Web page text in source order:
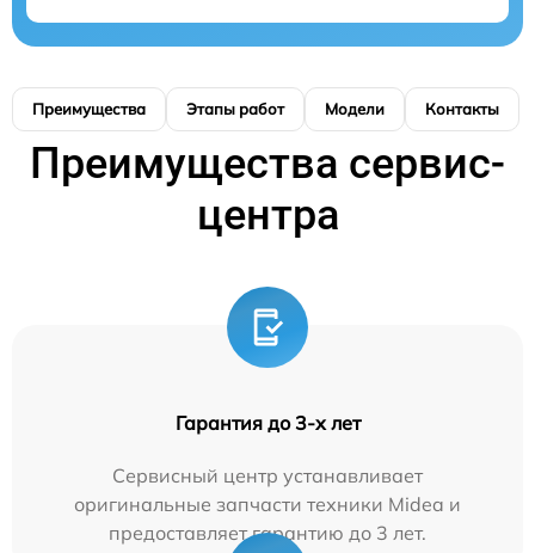
Преимущества Этапы работ Модели Контакты
Преимущества сервис-
центра
Гарантия до 3-х лет
Сервисный центр устанавливает
оригинальные запчасти техники Midea и
предоставляет гарантию до 3 лет.